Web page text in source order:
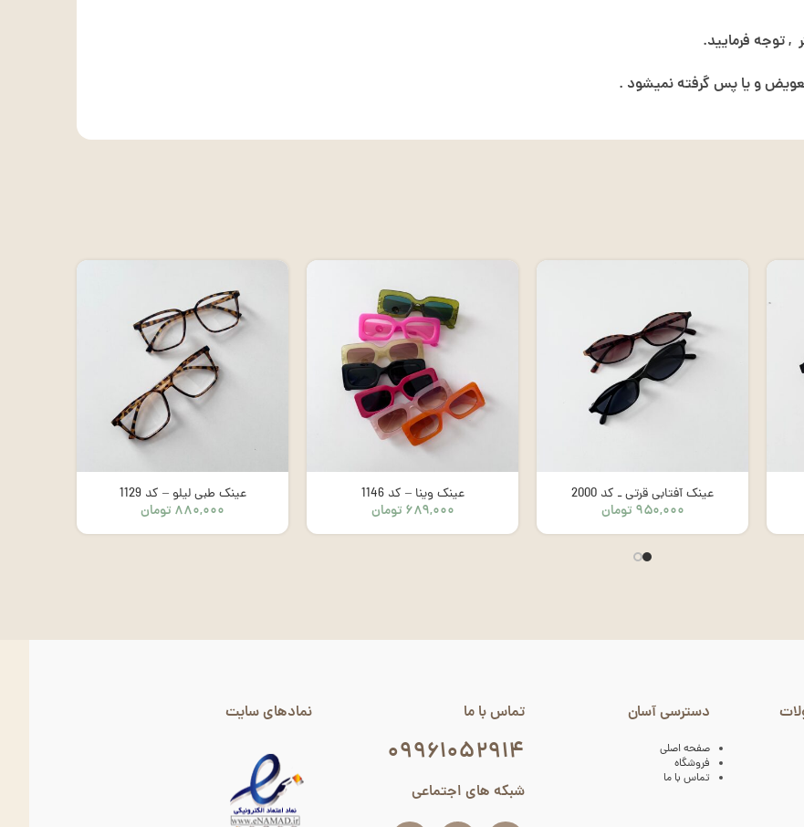
توجه فرمایید.
و یا پس گرفته نمیشود .
عینک آفتابی قرتی ـ کد 2000
۹۵۰,۰۰۰ تومان
عینک وینا – کد 1146
۶۸۹,۰۰۰ تومان
عینک طبی لیلو – کد 1129
۸۸۰,۰۰۰ تومان
دسترسی آسان
صفحه اصلی
فروشگاه
تماس با ما
تماس با ما
۰۹۹۶۱۰۵۲۹۱۴
شبکه های اجتماعی
نمادهای سایت